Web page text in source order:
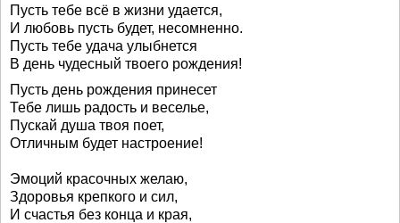
Пусть тебе всё в жизни удается,
И любовь пусть будет, несомненно.
Пусть тебе удача улыбнется
В день чудесный твоего рождения!
Пусть день рождения принесет
Тебе лишь радость и веселье,
Пускай душа твоя поет,
Отличным будет настроение!
Эмоций красочных желаю,
Здоровья крепкого и сил,
И счастья без конца и края,